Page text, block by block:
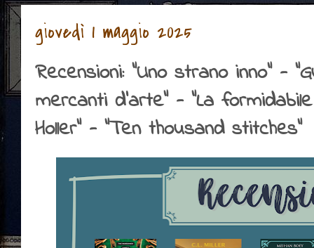
giovedì 1 maggio 2025
Recensioni: "Uno strano inno" -
mercanti d'arte" - "La
Holler" - "Ten thousand stitches"